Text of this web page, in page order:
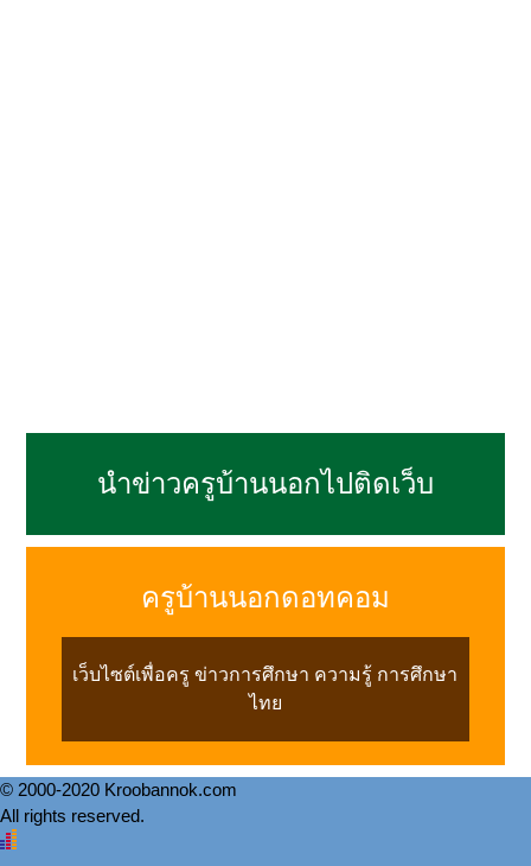
นำข่าวครูบ้านนอกไปติดเว็บ
ครูบ้านนอกดอทคอม
เว็บไซต์เพื่อครู ข่าวการศึกษา ความรู้ การศึกษา
ไทย
© 2000-2020 Kroobannok.com
All rights reserved.